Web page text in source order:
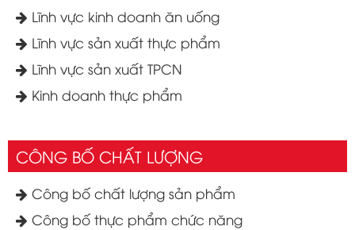
Lĩnh vực kinh doanh ăn uống
Lĩnh vực sản xuất thực phẩm
Lĩnh vực sản xuất TPCN
Kinh doanh thực phẩm
CÔNG BỐ CHẤT LƯỢNG
Công bố chất lượng sản phẩm
Công bố thực phẩm chức năng